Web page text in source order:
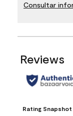
Consultar
Reviews
Rating Snapshot